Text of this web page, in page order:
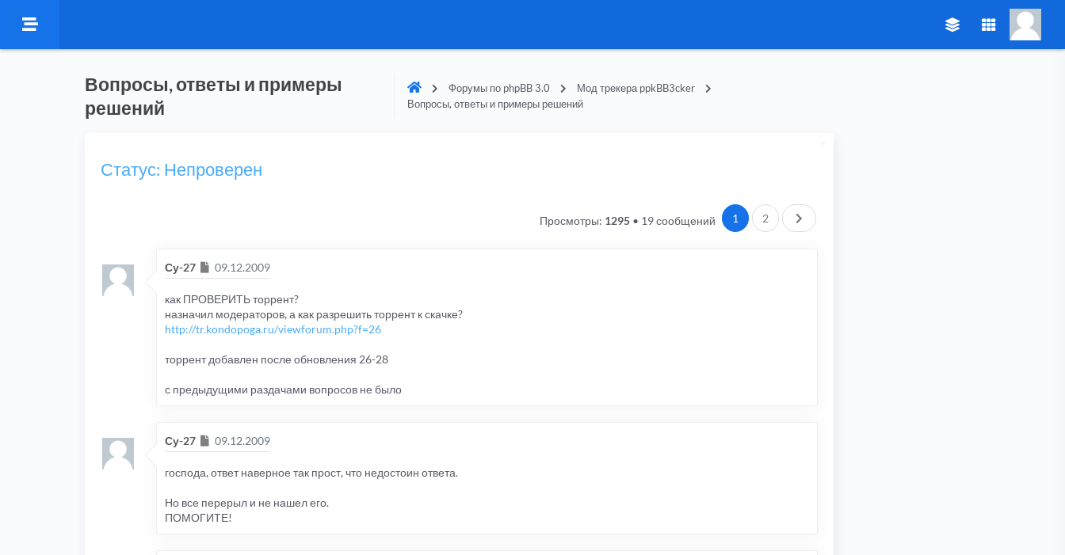
Вопросы, ответы и примеры
решений
Форумы по phpBB 3.0
Мод трекера ppkBB3cker
Вопросы, ответы и примеры решений
Статус: Непроверен
19 сообщений 1 2 След.
Просмотры: 1295•
Су-27 Сообщение
09.12.2009
как ПРОВЕРИТЬ торрент?
назначил модераторов, а как разрешить торрент к скачке?
http://tr.kondopoga.ru/viewforum.php?f=26
торрент добавлен после обновления 26-28
с предыдущими раздачами вопросов не было
Су-27 Сообщение
09.12.2009
господа, ответ наверное так прост, что недостоин ответа.
Но все перерыл и не нашел его.
ПОМОГИТЕ!